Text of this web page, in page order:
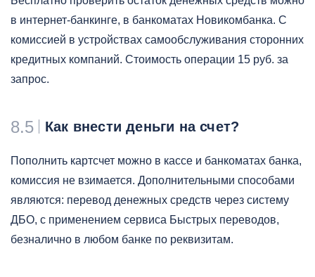
в интернет-банкинге, в банкоматах Новикомбанка. С
комиссией в устройствах самообслуживания сторонних
кредитных компаний. Стоимость операции 15 руб. за
запрос.
8.5 Как внести деньги на счет?
Пополнить картсчет можно в кассе и банкоматах банка,
комиссия не взимается. Дополнительными способами
являются: перевод денежных средств через систему
ДБО, с применением сервиса Быстрых переводов,
безналично в любом банке по реквизитам.